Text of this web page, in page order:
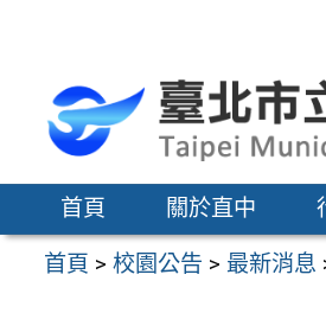
區
首頁 關於直中
首頁 >校園公告 > 最新消息